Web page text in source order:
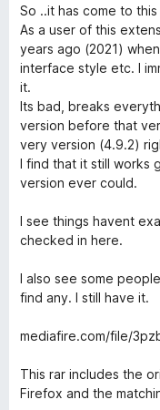
の
評
価
階
中
2
の
評
価
So ..it has come to this
As a user of this
years ago (2021)
interface style etc. I
it.
Its bad, breaks
version before that
very version (4.9.2)
I find that it still works
version ever could.
I see things havent
checked in here.
I also see some
find any. I still have it.
mediafire.com/file/
This rar includes the
Firefox and the